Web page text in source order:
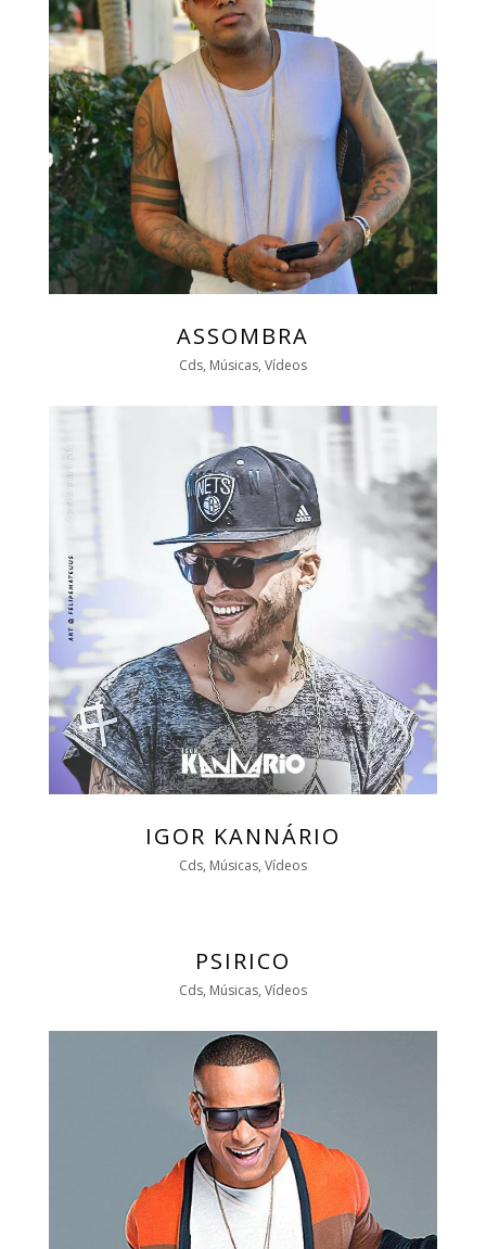
ASSOMBRA
Cds, Músicas, Vídeos
IGOR KANNÁRIO
Cds, Músicas, Vídeos
PSIRICO
Cds, Músicas, Vídeos